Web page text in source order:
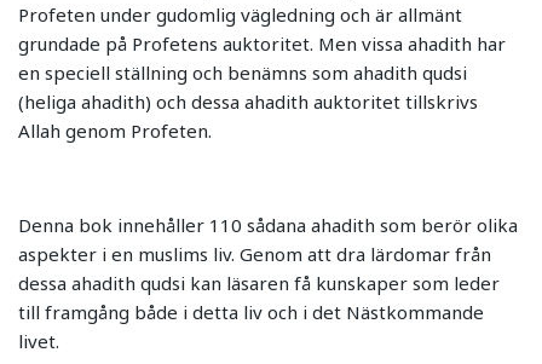
Profeten under gudomlig vägledning och är allmänt
grundade på Profetens auktoritet. Men vissa ahadith har
en speciell ställning och benämns som ahadith qudsi
(heliga ahadith) och dessa ahadith auktoritet tillskrivs
Allah genom Profeten.
Denna bok innehåller 110 sådana ahadith som berör olika
aspekter i en muslims liv. Genom att dra lärdomar från
dessa ahadith qudsi kan läsaren få kunskaper som leder
till framgång både i detta liv och i det Nästkommande
livet.